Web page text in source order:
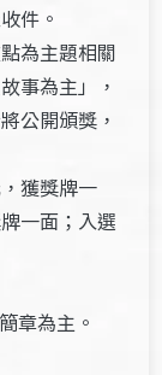
件。
為主題相關
事為主」，
公開頒獎，
獲獎牌一
一面；入選
章為主。